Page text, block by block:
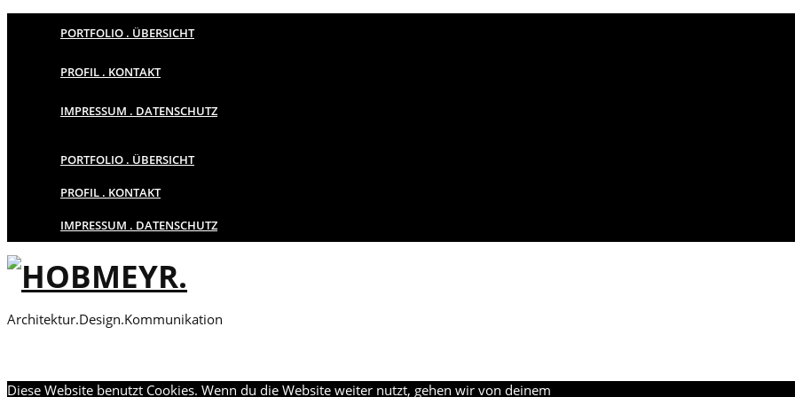
PORTFOLIO . ÜBERSICHT
PROFIL . KONTAKT
IMPRESSUM . DATENSCHUTZ
PORTFOLIO . ÜBERSICHT
PROFIL . KONTAKT
IMPRESSUM . DATENSCHUTZ
Architektur.Design.Kommunikation
Diese Website benutzt Cookies. Wenn du die Website weiter nutzt, gehen wir von deinem